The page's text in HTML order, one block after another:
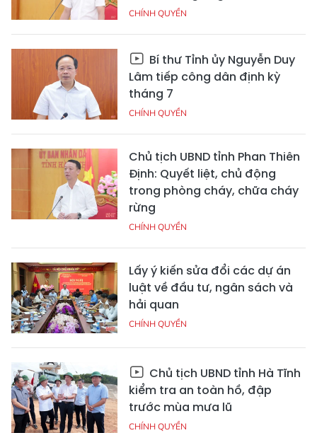
CHÍNH QUYỀN
Bí thư Tỉnh ủy Nguyễn Duy
Lâm tiếp công dân định kỳ
tháng 7
CHÍNH QUYỀN
Chủ tịch UBND tỉnh Phan Thiên
Định: Quyết liệt, chủ động
trong phòng cháy, chữa cháy
rừng
CHÍNH QUYỀN
Lấy ý kiến sửa đổi các dự án
luật về đầu tư, ngân sách và
hải quan
CHÍNH QUYỀN
Chủ tịch UBND tỉnh Hà Tĩnh
kiểm tra an toàn hồ, đập
trước mùa mưa lũ
CHÍNH QUYỀN